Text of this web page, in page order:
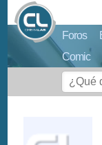
Foros
Comic